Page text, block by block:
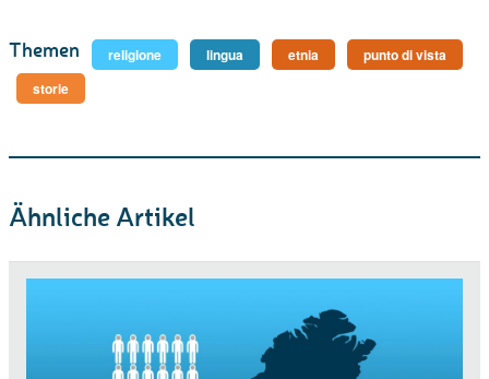
Themen religione lingua etnia
punto di vista
storie
Ähnliche Artikel